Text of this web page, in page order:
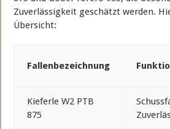
Zuverlässigkeit geschätzt werden.
Übersicht:
Fallenbezeichnung
Kieferle W2 PTB
875